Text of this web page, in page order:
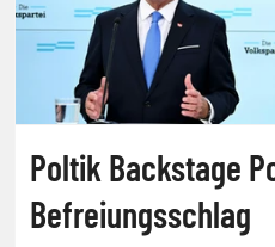
Poltik Backstage
Befreiungsschlag